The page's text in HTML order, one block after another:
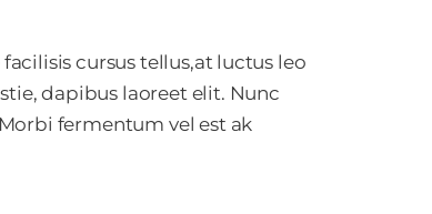
cursus tellus,at luctus leo
dapibus laoreet elit. Nunc
fermentum vel est ak